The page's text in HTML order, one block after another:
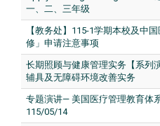
一、二、三年级
【教务处】115-1学期本校及中
修」申请注意事项
长期照顾与健康管理实务【系列
辅具及无障碍环境改善实务
专题演讲— 美国医疗管理教育体
115/05/14